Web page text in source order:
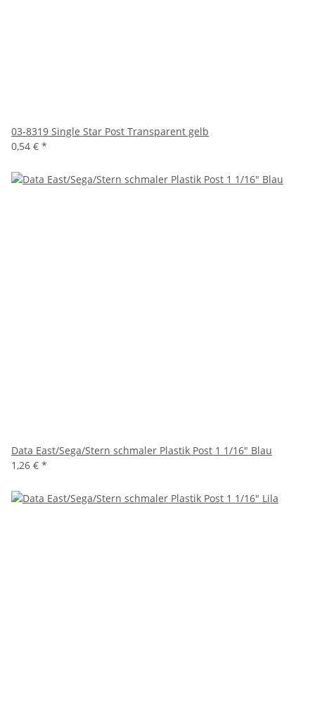
03-8319 Single Star Post Transparent gelb
0,54 € *
Data East/Sega/Stern schmaler Plastik Post 1 1/16" Blau
1,26 € *